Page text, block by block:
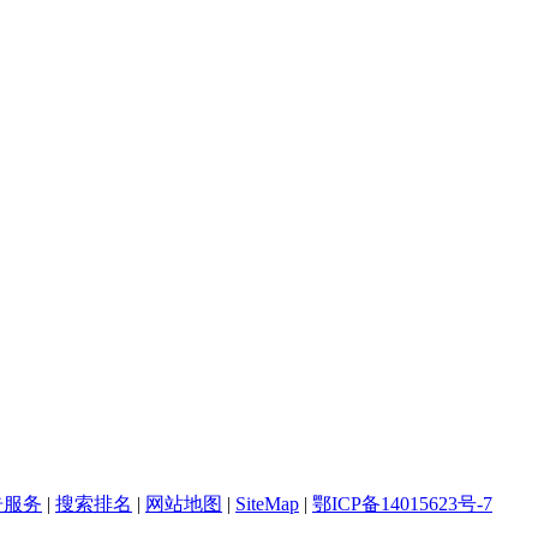
务 | 搜索排名 | 网站地图 | SiteMap | 鄂ICP备14015623号-7